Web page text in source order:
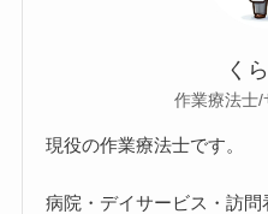
く
作業療法士/
現役の作業療法士です。
病院・デイサービス・訪